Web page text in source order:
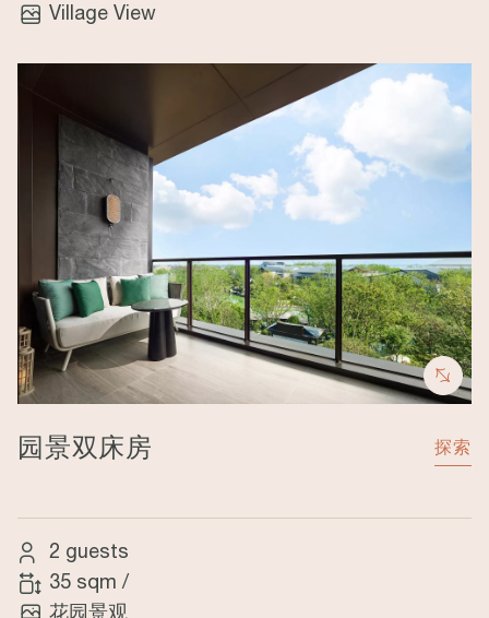
Village View
园景双床房 探索
2 guests
35 sqm /
花园景观